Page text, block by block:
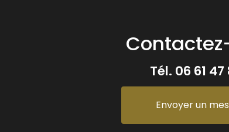
Tél. 06 61 47
Envoyer un